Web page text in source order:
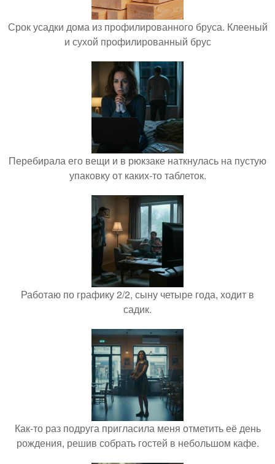
Срок усадки дома из профилированного бруса. Клееный
и сухой профилированный брус
Перебирала его вещи и в рюкзаке наткнулась на пустую
упаковку от каких-то таблеток.
Работаю по графику 2/2, сыну четыре года, ходит в
садик.
Как-то раз подруга пригласила меня отметить её день
рождения, решив собрать гостей в небольшом кафе.